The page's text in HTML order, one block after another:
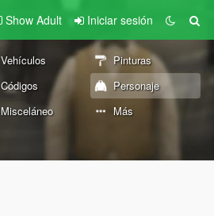
Show Adult Iniciar sesión
Vehículos
Pinturas
Códigos
Personaje
Misceláneo Más